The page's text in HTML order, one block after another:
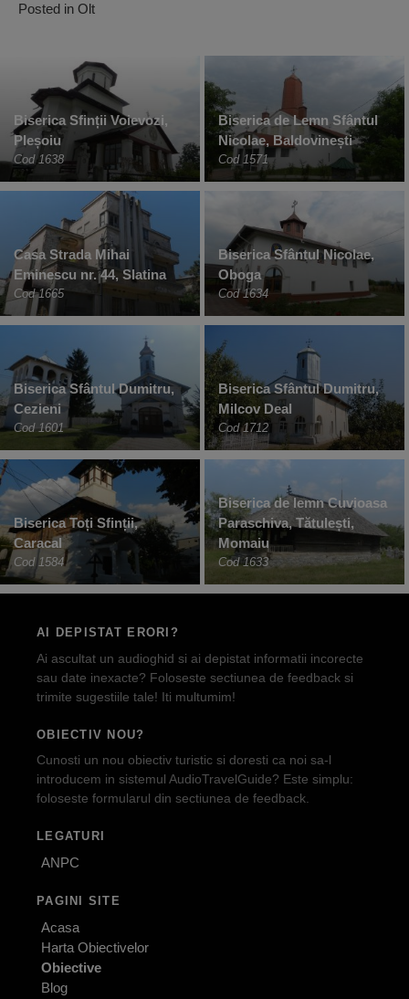
Posted in Olt
Biserica Sfinții Voievozi,
Pleșoiu
Cod 1638
Biserica de Lemn Sfântul
Nicolae, Baldovinești
Cod 1571
Casa Strada Mihai
Eminescu nr. 44, Slatina
Cod 1665
Biserica Sfântul Nicolae,
Oboga
Cod 1634
Biserica Sfântul Dumitru,
Cezieni
Cod 1601
Biserica Sfântul Dumitru,
Milcov Deal
Cod 1712
Biserica Toți Sfinții,
Caracal
Cod 1584
Biserica de lemn Cuvioasa
Paraschiva, Tătulești,
Momaiu
Cod 1633
AI DEPISTAT ERORI?
Ai ascultat un audioghid si ai depistat informatii incorecte
sau date inexacte? Foloseste sectiunea de feedback si
trimite sugestiile tale! Iti multumim!
OBIECTIV NOU?
Cunosti un nou obiectiv turistic si doresti ca noi sa-l
introducem in sistemul AudioTravelGuide? Este simplu:
foloseste formularul din sectiunea de feedback.
LEGATURI
ANPC
PAGINI SITE
Acasa
Harta Obiectivelor
Obiective
Blog